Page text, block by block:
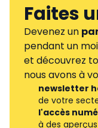
Faites
Devenez un
pendant un
et découvrez
nous avons à
newsletter
de votre
l'accès
à des